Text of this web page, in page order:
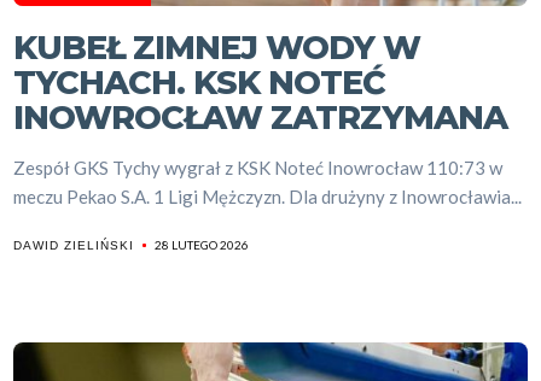
KUBEŁ ZIMNEJ WODY W
TYCHACH. KSK NOTEĆ
INOWROCŁAW ZATRZYMANA
Zespół GKS Tychy wygrał z KSK Noteć Inowrocław 110:73 w
meczu Pekao S.A. 1 Ligi Mężczyzn. Dla drużyny z Inowrocławia...
DAWID ZIELIŃSKI 28 LUTEGO 2026